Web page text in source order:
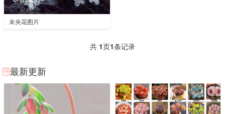
未央花图片
共 1页1条记录
最新更新